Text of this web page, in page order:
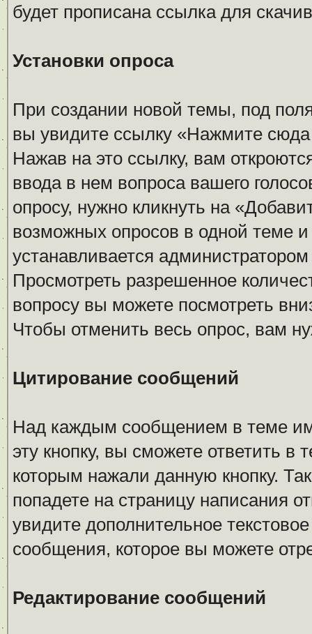
будет прописана ссылка для
Установки опроса
При создании новой темы, под
вы увидите ссылку «Нажмите
Нажав на это ссылку, вам
ввода в нем вопроса вашего
опросу, нужно кликнуть на
возможных опросов в одной теме и
устанавливается
Просмотреть разрешенное
вопросу вы можете посмотреть
Чтобы отменить весь опрос, вам
Цитирование сообщений
Над каждым сообщением в теме
эту кнопку, вы сможете ответить
которым нажали данную кнопку.
попадете на страницу написания
увидите дополнительное
сообщения, которое вы можете
Редактирование сообщений